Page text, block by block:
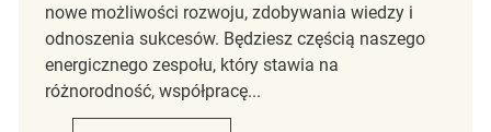
nowe możliwości rozwoju, zdobywania wiedzy i
odnoszenia sukcesów. Będziesz częścią naszego
energicznego zespołu, który stawia na
różnorodność, współpracę...